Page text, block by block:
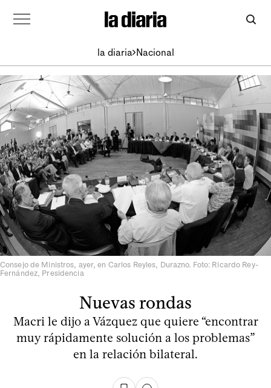
la diaria Nacional
Consejo de Ministros, ayer, en Carlos Reyles, Durazno. Foto: Ricardo Rey-
Fernández, Presidencia
Nuevas rondas
Macri le dijo a Vázquez que quiere “encontrar
muy rápidamente solución a los problemas”
en la relación bilateral.